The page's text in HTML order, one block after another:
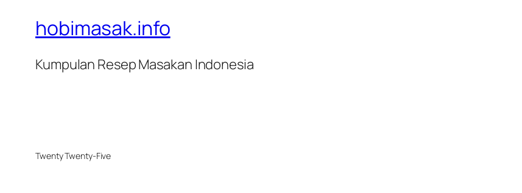
hobimasak.info
Kumpulan Resep Masakan Indonesia
Twenty Twenty-Five